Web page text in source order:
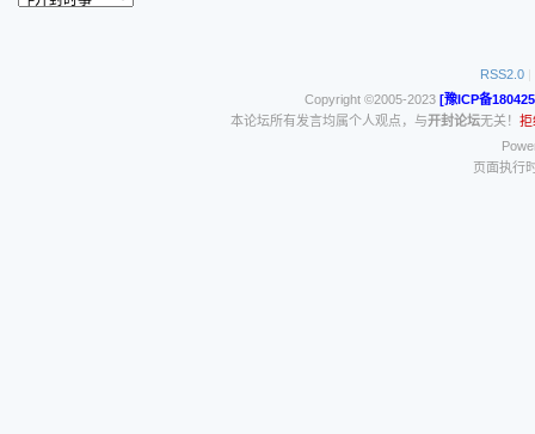
RSS2.0 |
Copyright ©2005-2023 [豫ICP备
本论坛所有发言均属个人观点，与开封论坛无关！ 拒
页面执行